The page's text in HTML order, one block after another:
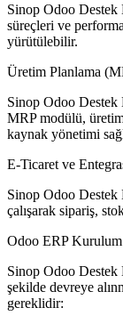
Sinop Odoo
süreçleri ve
yürütülebilir.
Üretim Planlama
Sinop Odoo
MRP modülü,
kaynak yönetimi
E-Ticaret ve
Sinop Odoo Destek
çalışarak sipariş,
Odoo ERP
Sinop Odoo Destek
şekilde devreye
gereklidir: